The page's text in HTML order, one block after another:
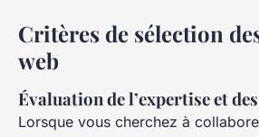
Critères de sélection
web
Évaluation de l’expertise et
Lorsque vous cherchez à